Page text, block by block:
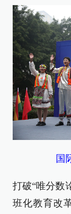
国
打破“唯分数
班化教育改